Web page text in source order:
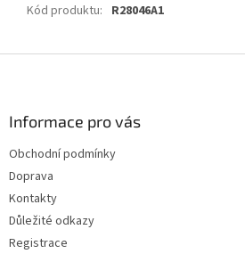
Kód produktu: R28046A1
Informace pro vás
Obchodní podmínky
Doprava
Kontakty
Důležité odkazy
Registrace